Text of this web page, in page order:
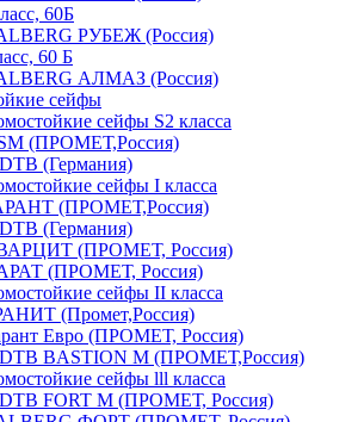
60Б
РУБЕЖ (Россия)
60 Б
АЛМАЗ (Россия)
сейфы
сейфы S2 класса
(ПРОМЕТ,Россия)
(Германия)
сейфы I класса
(ПРОМЕТ,Россия)
(Германия)
(ПРОМЕТ, Россия)
(ПРОМЕТ, Россия)
сейфы II класса
(Промет,Россия)
Евро (ПРОМЕТ, Россия)
BASTION M (ПРОМЕТ,Россия)
сейфы lll класса
FORT M (ПРОМЕТ, Россия)